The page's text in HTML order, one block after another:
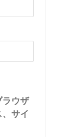
ラウザ
サイ